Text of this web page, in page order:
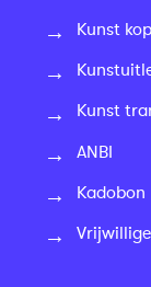
Kunst
Kunst
ANBI
Kadobon